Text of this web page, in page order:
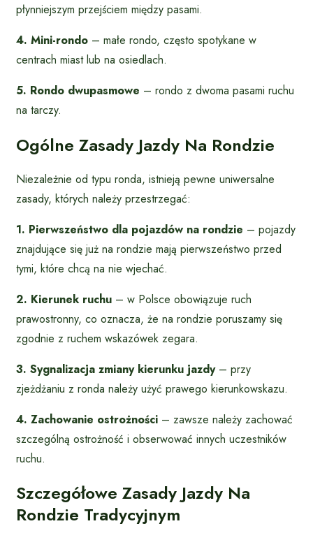
płynniejszym przejściem między pasami.
4. Mini-rondo – małe rondo, często spotykane w
centrach miast lub na osiedlach.
5. Rondo dwupasmowe – rondo z dwoma pasami ruchu
na tarczy.
Ogólne Zasady Jazdy Na Rondzie
Niezależnie od typu ronda, istnieją pewne uniwersalne
zasady, których należy przestrzegać:
1. Pierwszeństwo dla pojazdów na rondzie – pojazdy
znajdujące się już na rondzie mają pierwszeństwo przed
tymi, które chcą na nie wjechać.
2. Kierunek ruchu – w Polsce obowiązuje ruch
prawostronny, co oznacza, że na rondzie poruszamy się
zgodnie z ruchem wskazówek zegara.
3. Sygnalizacja zmiany kierunku jazdy– przy
zjeżdżaniu z ronda należy użyć prawego kierunkowskazu.
4. Zachowanie ostrożności – zawsze należy zachować
szczególną ostrożność i obserwować innych uczestników
ruchu.
Szczegółowe Zasady Jazdy Na
Rondzie Tradycyjnym